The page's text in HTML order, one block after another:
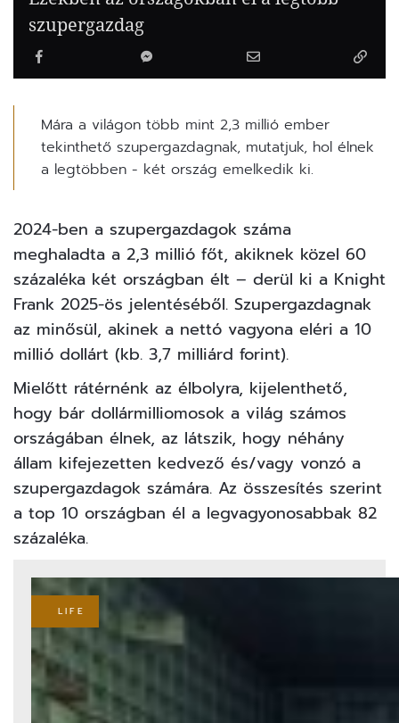
szupergazdag
Mára a világon több mint 2,3 millió ember
tekinthető szupergazdagnak, mutatjuk, hol élnek
a legtöbben - két ország emelkedik ki.
2024-ben a szupergazdagok száma
meghaladta a 2,3 millió főt, akiknek közel 60
százaléka két országban élt – derül ki a Knight
Frank 2025-ös jelentéséből. Szupergazdagnak
az minősül, akinek a nettó vagyona eléri a 10
millió dollárt (kb. 3,7 milliárd forint).
Mielőtt rátérnénk az élbolyra, kijelenthető,
hogy bár dollármilliomosok a világ számos
országában élnek, az látszik, hogy néhány
állam kifejezetten kedvező és/vagy vonzó a
szupergazdagok számára. Az összesítés szerint
a top 10 országban él a legvagyonosabbak 82
százaléka.
LIFE